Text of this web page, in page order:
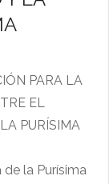
PARA LA
EL
PURÍSIMA
de la Purísima